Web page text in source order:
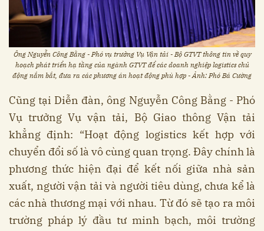
Ông Nguyễn Công Bằng - Phó vụ trưởng Vụ Vận tải - Bộ GTVT thông tin về quy
hoạch phát triển hạ tầng của ngành GTVT để các doanh nghiệp logistics chủ
động nắm bắt, đưa ra các phương án hoạt động phù hợp - Ảnh: Phó Bá Cường
Cũng tại Diễn đàn, ông Nguyễn Công Bằng - Phó
Vụ trưởng Vụ vận tải, Bộ Giao thông Vận tải
khẳng định: “Hoạt động logistics kết hợp với
chuyển đổi số là vô cùng quan trọng. Đây chính là
phương thức hiện đại để kết nối giữa nhà sản
xuất, người vận tải và người tiêu dùng, chưa kể là
các nhà thương mại với nhau. Từ đó sẽ tạo ra môi
trường pháp lý đầu tư minh bạch, môi trường